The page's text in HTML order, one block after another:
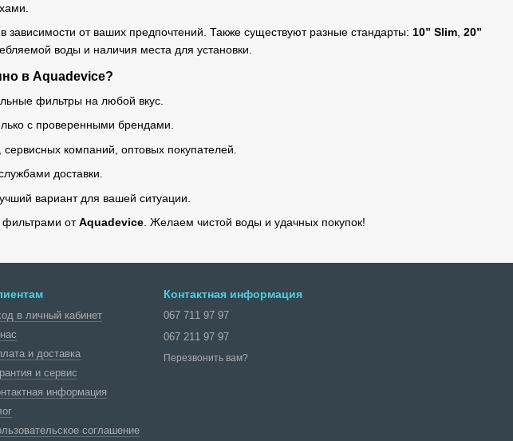
от ваших предпочтений. Также существуют разные стандарты: 10” Slim 20”
воды и наличия места для установки.
в Aquadevice?
фильтры на любой вкус.
с проверенными брендами.
компаний, оптовых покупателей.
доставки.
вариант для вашей ситуации.
фильтрами отAquadevice . Желаем чистой воды и удачных покупок!
в личный кабинет
и доставка
и сервис
информация
соглашение
Контактная информация
067 711 97 97
067 211 97 97
Перезвонить вам?